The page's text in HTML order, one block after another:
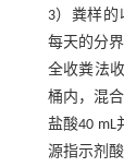
3）粪样的
每天的分
全收粪法
桶内，混
盐酸40
源指示剂